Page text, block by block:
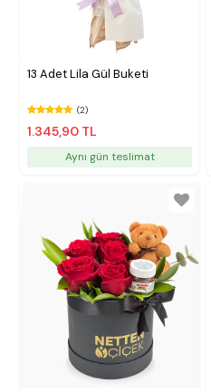
13 Adet Lila Gül Buketi
(2)
1.345,90 TL
Aynı gün teslimat